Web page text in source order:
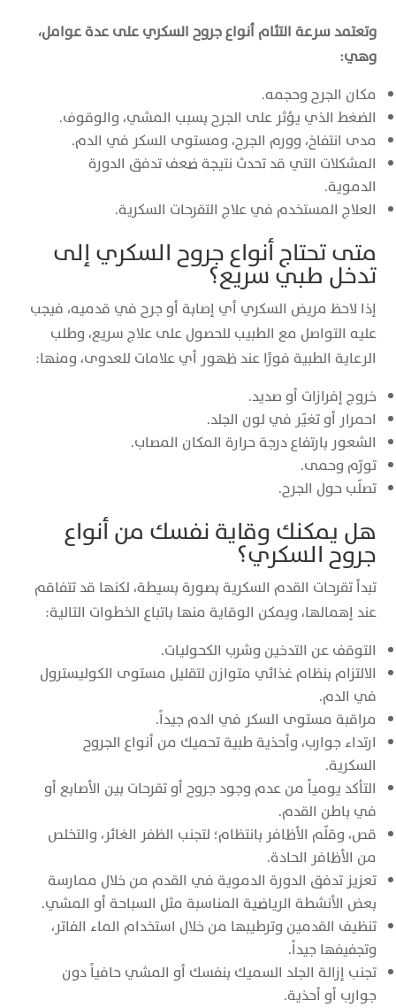
وتعتمد سرعة التئام أنواع جروح السكري على عدة عوامل،
وهي:
مكان الجرح وحجمه.
الضغط الذي يؤثر على الجرح بسبب المشي، والوقوف.
مدى انتفاخ، وورم الجرح، ومستوى السكر في الدم.
المشكلات التي قد تحدث نتيجة ضعف تدفق الدورة
الدموية.
العلاج المستخدم في علاج التقرحات السكرية.
متى تحتاج أنواع جروح السكري إلى
تدخل طبي سريع؟
إذا لاحظ مريض السكري أي إصابة أو جرح في قدميه، فيجب
عليه التواصل مع الطبيب للحصول على علاج سريع، وطلب
الرعاية الطبية فورًا عند ظهور أي علامات للعدوى، ومنها:
خروج إفرازات أو صديد.
احمرار أو تغيّر في لون الجلد.
الشعور بارتفاع درجة حرارة المكان المصاب.
تورّم وحمى.
تصلّب حول الجرح.
هل يمكنك وقاية نفسك من أنواع
جروح السكري؟
تبدأ تقرحات القدم السكرية بصورة بسيطة، لكنها قد تتفاقم
عند إهمالها، ويمكن الوقاية منها باتباع الخطوات التالية:
التوقف عن التدخين وشرب الكحوليات.
الالتزام بنظام غذائي متوازن لتقليل مستوى الكوليسترول
في الدم.
مراقبة مستوى السكر في الدم جيداً.
ارتداء جوارب، وأحذية طبية تحميك من أنواع الجروح
السكرية.
التأكد يومياً من عدم وجود جروح أو تقرحات بين الأصابع أو
في باطن القدم.
قص، وقلّم الأظافر بانتظام؛ لتجنب الظفر الغائر، والتخلص
من الأظافر الحادة.
تعزيز تدفق الدورة الدموية في القدم من خلال ممارسة
بعض الأنشطة الرياضية المناسبة مثل السباحة أو المشي.
تنظيف القدمين وترطيبها من خلال استخدام الماء الفاتر،
وتجفيفها جيداً.
تجنب إزالة الجلد السميك بنفسك أو المشي حافياً دون
جوارب أو أحذية.